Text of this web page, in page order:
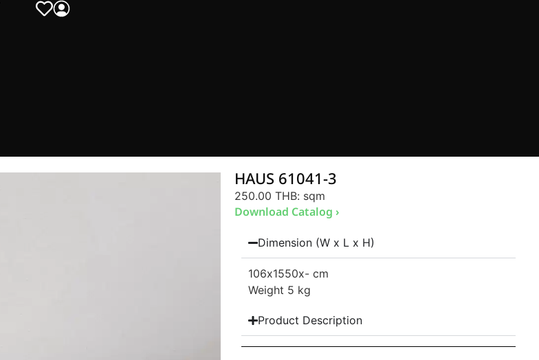
HAUS 61041-3
250.00 THB: sqm
Download Catalog ›
Dimension (W x L x H)
106x1550x- cm
Weight 5 kg
Product Description